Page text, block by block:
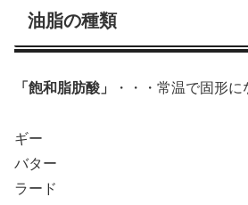
油脂の種類
「飽和脂肪酸」 ・・・常温で固形
ギー
バター
ラード